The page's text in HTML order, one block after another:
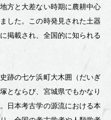
方と大差ない時期に農耕中心
した。この時発見された土器
掲載され、全国的に知られる
跡の七ケ浜町大木囲（だいぎ
とならび、宮城県でもかなり
日本考古学の源流における本